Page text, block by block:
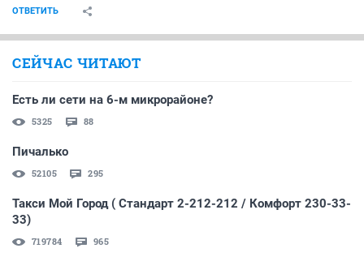
ОТВЕТИТЬ
СЕЙЧАС ЧИТАЮТ
Есть ли сети на 6-м микрорайоне?
5325 88
Пичалько
52105 295
Такси Мой Город ( Стандарт 2-212-212 / Комфорт 230-33-
33)
719784 965